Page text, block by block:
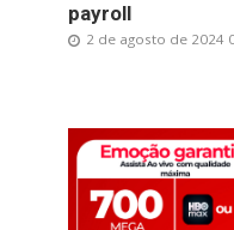
payroll
2 de agosto de 2024